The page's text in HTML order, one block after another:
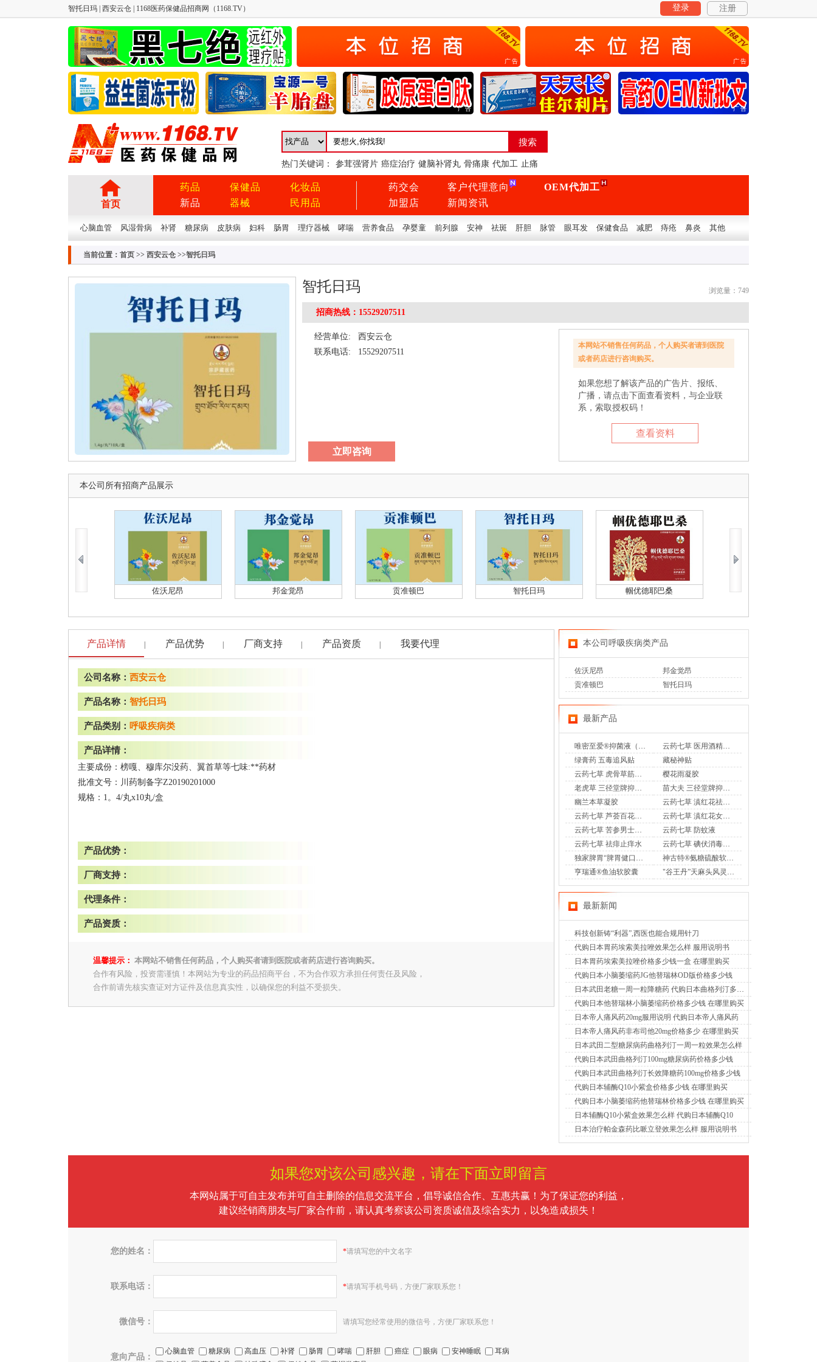
智托日玛 | 西安云仓 | 1168医药保健品招商网（1168.TV） 登录 注册
广告3 广告 广告
广告 广告 广告 广告 广告
热门关键词： 参茸强肾片 癌症治疗 健脑补肾丸 骨痛康 代加工 止痛
首页
药品
新品
保健品
器械
化妆品
民用品
药交会
加盟店
客户代理意向
新闻资讯
OEM代加工
心脑血管 风湿骨病 补肾 糖尿病 皮肤病 妇科 肠胃 理疗器械 哮喘 营养食品 孕婴童 前列腺 安神 祛斑 肝胆 脉管 眼耳发 保健食品 减肥 痔疮 鼻炎 其他
当前位置： 首页 >> 西安云仓 >>智托日玛
智托日玛 浏览量：749
招商热线：15529207511
经营单位:
西安云仓
联系电话:
15529207511
立即咨询
本网站不销售任何药品，个人购买者请到医院
或者药店进行咨询购买。
如果您想了解该产品的广告片、报纸、
广播，请点击下面查看资料，与企业联
系，索取授权码！
查看资料
本公司所有招商产品展示
佐沃尼昂 邦金觉昂 贡准顿巴 智托日玛 帼优德耶巴桑
产品详情 产品优势 厂商支持 产品资质 我要代理
公司名称： 西安云仓
产品名称： 智托日玛
产品类别： 呼吸疾病类
产品详情：
主要成份：榜嘎、穆库尔没药、翼首草等七味:**药材
批准文号：川药制备字Z20190201000
规格：1。4/丸x10丸/盒
产品优势：
厂商支持：
代理条件：
产品资质：
温馨提示： 本网站不销售任何药品，个人购买者请到医院或者药店进行咨询购买。
合作有风险，投资需谨慎！本网站为专业的药品招商平台，不为合作双方承担任何责任及风险，
合作前请先核实查证对方证件及信息真实性，以确保您的利益不受损失。
本公司呼吸疾病类产品
佐沃尼昂
邦金觉昂
贡准顿巴
智托日玛
最新产品
唯密至爱®抑菌液（专利妇科乳液香奢洗液）
云药七草 医用酒精消毒液
绿膏药 五毒追风贴
藏秘神贴
云药七草 虎骨草筋骨通 远红外治疗贴
樱花雨凝胶
老虎草 三径堂牌抑菌膏
苗大夫 三径堂牌抑菌乳膏
幽兰本草凝胶
云药七草 滇红花祛味凝胶
云药七草 芦荟百花凝胶
云药七草 滇红花女士护理液
云药七草 苦参男士护理液
云药七草 防蚊液
云药七草 祛痱止痒水
云药七草 碘伏消毒液喷剂
独家脾胃“脾胃健口服液”OTC
神古特®氨糖硫酸软骨素酪蛋白磷酸肽片
亨瑞通®鱼油软胶囊
"谷王丹”天麻头风灵胶囊OTC
最新新闻
科技创新铸“利器”,西医也能合规用针刀
代购日本胃药埃索美拉唑效果怎么样 服用说明书
日本胃药埃索美拉唑价格多少钱一盒 在哪里购买
代购日本小脑萎缩药JG他替瑞林OD版价格多少钱
日本武田老糖一周一粒降糖药 代购日本曲格列汀多少钱
代购日本他替瑞林小脑萎缩药价格多少钱 在哪里购买
日本帝人痛风药20mg服用说明 代购日本帝人痛风药
日本帝人痛风药非布司他20mg价格多少 在哪里购买
日本武田二型糖尿病药曲格列汀一周一粒效果怎么样
代购日本武田曲格列汀100mg糖尿病药价格多少钱
代购日本武田曲格列汀长效降糖药100mg价格多少钱
代购日本辅酶Q10小紫盒价格多少钱 在哪里购买
代购日本小脑萎缩药他替瑞林价格多少钱 在哪里购买
日本辅酶Q10小紫盒效果怎么样 代购日本辅酶Q10
日本治疗帕金森药比哌立登效果怎么样 服用说明书
如果您对该公司感兴趣，请在下面立即留言
本网站属于可自主发布并可自主删除的信息交流平台，倡导诚信合作、互惠共赢！为了保证您的利益，
建议经销商朋友与厂家合作前，请认真考察该公司资质诚信及综合实力，以免造成损失！
您的姓名： *请填写您的中文名字
联系电话： *请填写手机号码，方便厂家联系您！
微信号： 请填写您经常使用的微信号，方便厂家联系您！
意向产品：
心脑血管 糖尿病 高血压 补肾 肠胃 哮喘 肝胆 癌症 眼病 安神睡眠
耳病